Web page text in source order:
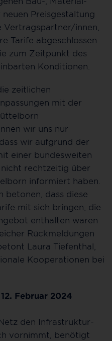
Preisgestaltung
Vertragspartner/innen,
Tarife abgeschlossen
zum Zeitpunkt des
Konditionen.
zeitlichen
mit der
wir uns nur
wir aufgrund der
einer bundesweiten
nicht rechtzeitig über
informiert haben.
betonen, dass diese
mit sich bringen, die
enthalten waren
Rückmeldungen
Laura Tiefenthal,
Kooperationen bei
Februar 2024
den Infrastruktur-
vornimmt, benötigt